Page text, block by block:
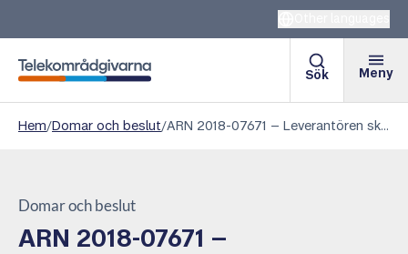
Telekområdgivarna
Sök Meny
Hem/Domar och beslut/ ARN 2018-07671 – Leverantören skadeståndsskyldig vid avgrävning av elkabel
Domar och beslut
ARN 2018-07671 –